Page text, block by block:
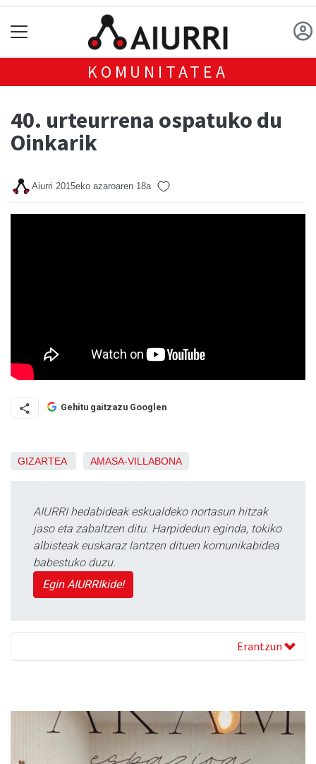
KOMUNITATEA
40. urteurrena ospatuko du
Oinkarik
Aiurri 2015eko azaroaren 18a
Gehitu gaitzazu Googlen
GIZARTEA AMASA-VILLABONA
AIURRI hedabideak eskualdeko nortasun hitzak
jaso eta zabaltzen ditu. Harpidedun eginda, tokiko
albisteak euskaraz lantzen dituen komunikabidea
babestuko duzu.
Egin AIURRIkide!
Erantzun